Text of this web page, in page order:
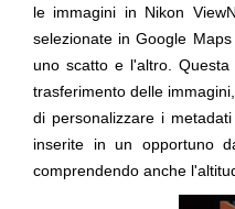
le immagini in Nikon
selezionate in Google
uno scatto e l'altro.
trasferimento delle
di personalizzare i
inserite in un opportuno
comprendendo anche